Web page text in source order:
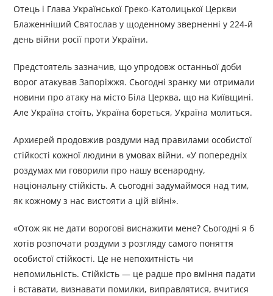
Отець і Глава Української Греко-Католицької Церкви
Блаженніший Святослав у щоденному зверненні у 224-й
день війни росії проти України.
Предстоятель зазначив, що упродовж останньої доби
ворог атакував Запоріжжя. Сьогодні зранку ми отримали
новини про атаку на місто Біла Церква, що на Київщині.
Але Україна стоїть, Україна бореться, Україна молиться.
Архиєрей продовжив роздуми над правилами особистої
стійкості кожної людини в умовах війни. «У попередніх
роздумах ми говорили про нашу всенародну,
національну стійкість. А сьогодні задумаймося над тим,
як кожному з нас вистояти а цій війні».
«Отож як не дати ворогові виснажити мене? Сьогодні я б
хотів розпочати роздуми з розгляду самого поняття
особистої стійкості. Це не непохитність чи
непомильність. Стійкість — це радше про вміння падати
і вставати, визнавати помилки, виправлятися, вчитися